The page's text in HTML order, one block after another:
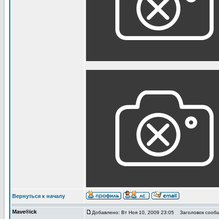
Вернуться к началу
Mave®ick Добавлено: Вт Ноя 10, 2009 23:05 Заголовок